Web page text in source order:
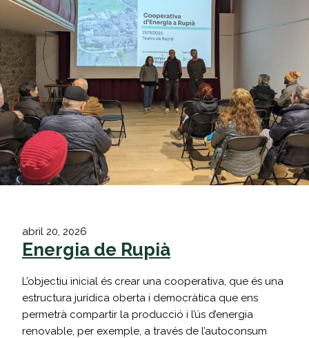
abril 20, 2026
Energia de Rupià
L’objectiu inicial és crear una cooperativa, que és una
estructura jurídica oberta i democràtica que ens
permetrà compartir la producció i l’ús d’energia
renovable, per exemple, a través de l’autoconsum